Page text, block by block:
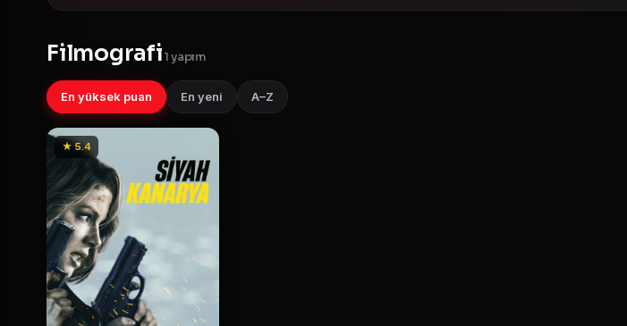
Filmografi1 yapım
En yüksek puan En yeni A–Z
★ 5.4